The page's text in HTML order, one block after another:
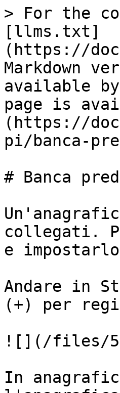
> For the
[llms.txt]
(https://
Markdown
available
page is
(https://
pi/banca-
# Banca
collegati.
e
Andare in
(+) per
![](/files/
In